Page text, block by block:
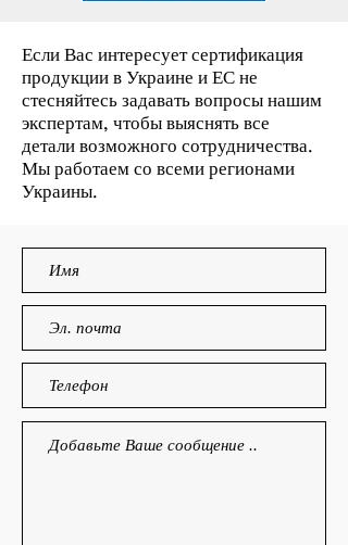
Если Вас интересует сертификация
продукции в Украине и ЕС не
стесняйтесь задавать вопросы нашим
экспертам, чтобы выяснять все
детали возможного сотрудничества.
Мы работаем со всеми регионами
Украины.